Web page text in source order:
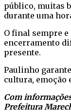
público, muitas
durante uma
O final sempre e
encerramento
presente.
Paulinho
cultura, emoção
Com
Prefeitura